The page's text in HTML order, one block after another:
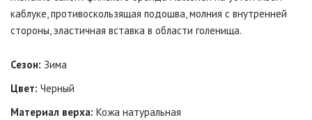
каблуке, противоскользящая подошва, молния с внутренней
стороны, эластичная вставка в области голенища.
Сезон: Зима
Цвет: Черный
Материал верха: Кожа натуральная